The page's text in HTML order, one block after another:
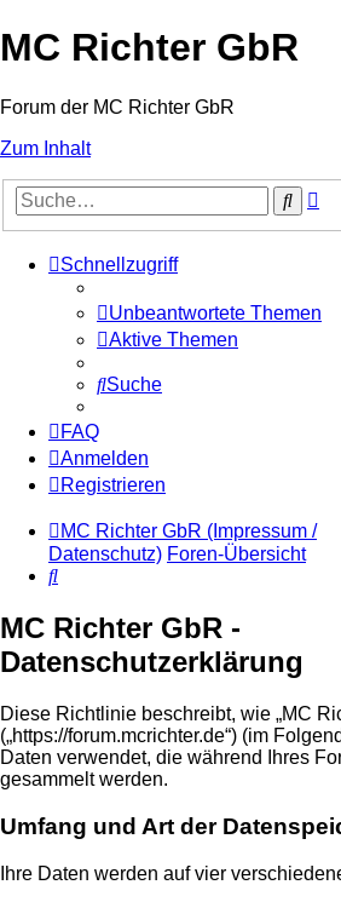
MC Richter GbR
Forum der MC Richter GbR
Zum Inhalt
Suche
Schnellzugriff
Unbeantwortete Themen
Aktive Themen
Suche
FAQ
Anmelden
Registrieren
MC Richter GbR (Impressum /
Datenschutz) Foren-Übersicht
Suche
MC Richter GbR -
Datenschutzerklärung
Diese Richtlinie beschreibt, wie „MC
(„https://forum.mcrichter.de“) (im
Daten verwendet, die während Ihres
gesammelt werden.
Umfang und Art der
Ihre Daten werden auf vier